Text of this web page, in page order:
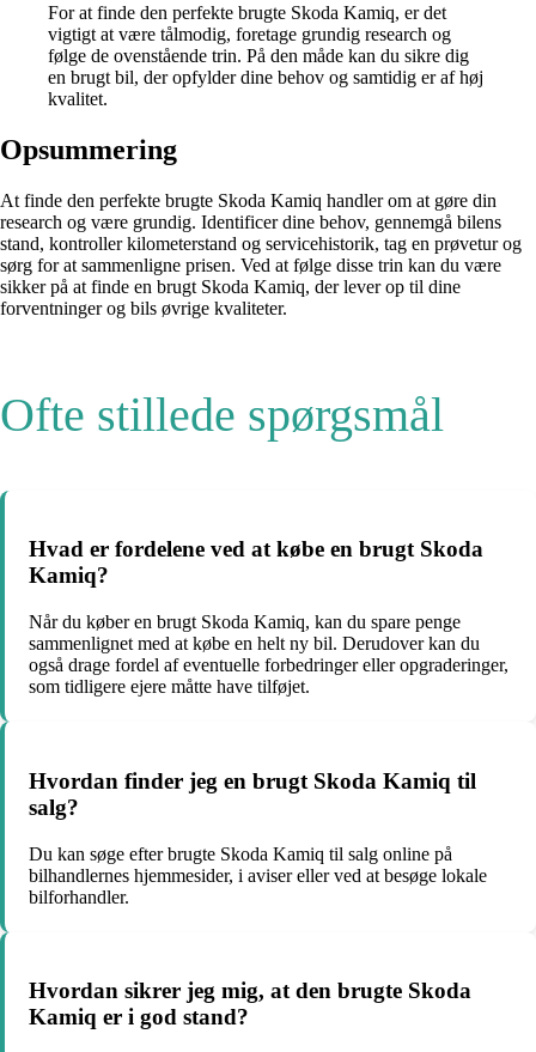
For at finde den perfekte brugte Skoda Kamiq, er det
vigtigt at være tålmodig, foretage grundig research og
følge de ovenstående trin. På den måde kan du sikre dig
en brugt bil, der opfylder dine behov og samtidig er af høj
kvalitet.
Opsummering
At finde den perfekte brugte Skoda Kamiq handler om at gøre din
research og være grundig. Identificer dine behov, gennemgå bilens
stand, kontroller kilometerstand og servicehistorik, tag en prøvetur og
sørg for at sammenligne prisen. Ved at følge disse trin kan du være
sikker på at finde en brugt Skoda Kamiq, der lever op til dine
forventninger og bils øvrige kvaliteter.
Ofte stillede spørgsmål
Hvad er fordelene ved at købe en brugt Skoda
Kamiq?
Når du køber en brugt Skoda Kamiq, kan du spare penge
sammenlignet med at købe en helt ny bil. Derudover kan du
også drage fordel af eventuelle forbedringer eller opgraderinger,
som tidligere ejere måtte have tilføjet.
Hvordan finder jeg en brugt Skoda Kamiq til
salg?
Du kan søge efter brugte Skoda Kamiq til salg online på
bilhandlernes hjemmesider, i aviser eller ved at besøge lokale
bilforhandler.
Hvordan sikrer jeg mig, at den brugte Skoda
Kamiq er i god stand?